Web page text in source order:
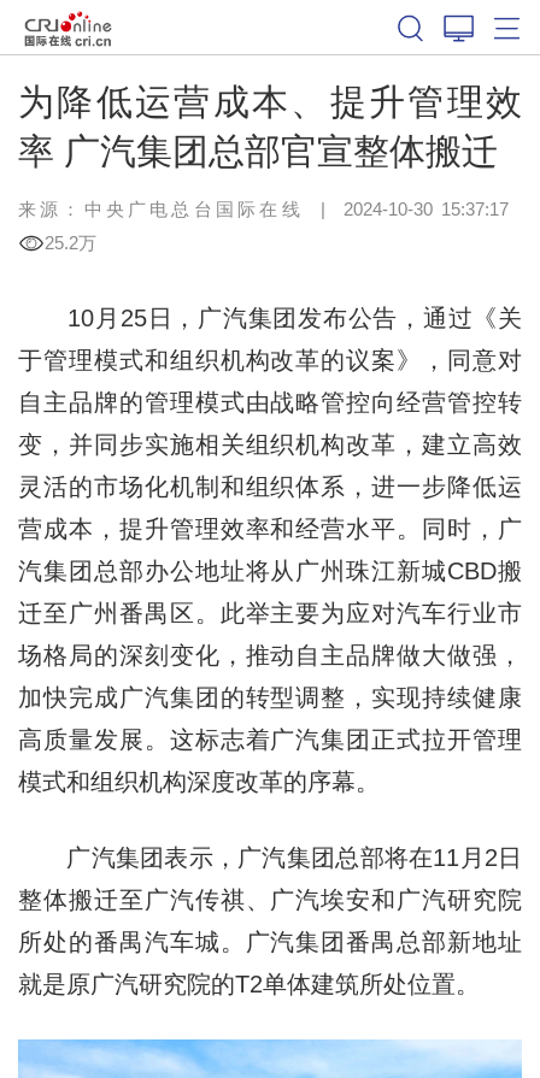
为降低运营成本、提升管理效
率 广汽集团总部官宣整体搬迁
来源： 中央广电总台国际在线 | 2024-10-30 15:37:17
25.2万
10月25日，广汽集团发布公告，通过《关
于管理模式和组织机构改革的议案》，同意对
自主品牌的管理模式由战略管控向经营管控转
变，并同步实施相关组织机构改革，建立高效
灵活的市场化机制和组织体系，进一步降低运
营成本，提升管理效率和经营水平。同时，广
汽集团总部办公地址将从广州珠江新城CBD搬
迁至广州番禺区。此举主要为应对汽车行业市
场格局的深刻变化，推动自主品牌做大做强，
加快完成广汽集团的转型调整，实现持续健康
高质量发展。这标志着广汽集团正式拉开管理
模式和组织机构深度改革的序幕。
广汽集团表示，广汽集团总部将在11月2日
整体搬迁至广汽传祺、广汽埃安和广汽研究院
所处的番禺汽车城。广汽集团番禺总部新地址
就是原广汽研究院的T2单体建筑所处位置。